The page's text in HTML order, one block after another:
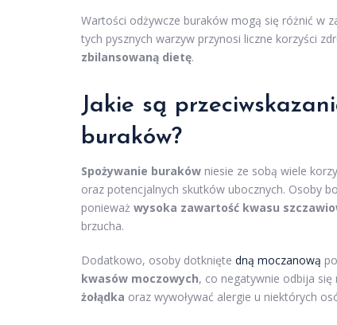
Wartości odżywcze buraków mogą się różnić w
tych pysznych warzyw przynosi liczne korzyści
zbilansowaną dietę.
Jakie są
buraków?
Spożywanie buraków niesie ze sobą wiele
oraz potencjalnych skutków ubocznych. Osoby
ponieważ wysoka zawartość kwasu
brzucha.
Dodatkowo, osoby dotknięte dną moczanową
kwasów moczowych, co negatywnie odbija
żołądka oraz wywoływać alergie u niektórych